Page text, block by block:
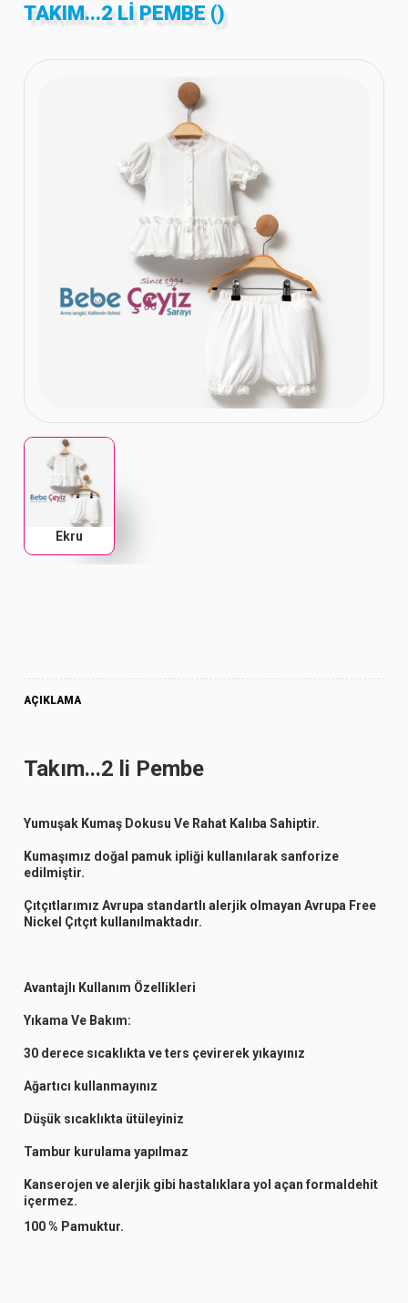
TAKIM...2 LI PEMBE ()
Ekru
AÇIKLAMA
Takım...2 li Pembe
Yumuşak Kumaş Dokusu Ve Rahat Kalıba Sahiptir.
Kumaşımız doğal pamuk ipliği kullanılarak sanforize
edilmiştir.
Çıtçıtlarımız Avrupa standartlı alerjik olmayan Avrupa Free
Nickel Çıtçıt kullanılmaktadır.
Avantajlı Kullanım Özellikleri
Yıkama Ve Bakım:
30 derece sıcaklıkta ve ters çevirerek yıkayınız
Ağartıcı kullanmayınız
Düşük sıcaklıkta ütüleyiniz
Tambur kurulama yapılmaz
Kanserojen ve alerjik gibi hastalıklara yol açan formaldehit
içermez.
100 % Pamuktur.